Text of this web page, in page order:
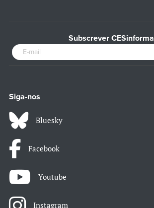
Subscrever CESinforma
Siga-nos
Bluesky
Facebook
Youtube
Instagram